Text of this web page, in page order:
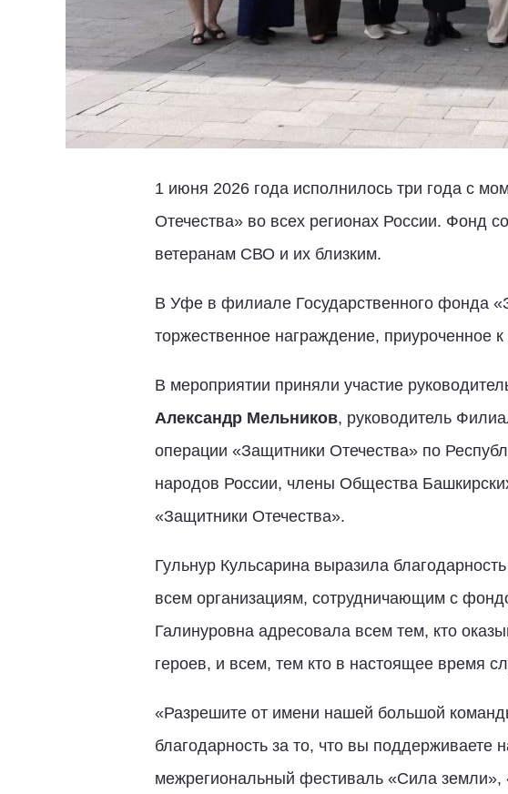
1 июня 2026 года исполнилось три года с
Отечества» во всех регионах России. Фонд
ветеранам СВО и их близким.
В Уфе в филиале Государственного фонда
торжественное награждение, приуроченное
В мероприятии приняли участие
Александр Мельников, руководитель
операции «Защитники Отечества» по
народов России, члены Общества
«Защитники Отечества».
Гульнур Кульсарина выразила
всем организациям, сотрудничающим с
Галинуровна адресовала всем тем, кто
героев, и всем, тем кто в настоящее время
«Разрешите от имени нашей большой
благодарность за то, что вы
межрегиональный фестиваль «Сила